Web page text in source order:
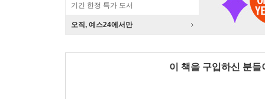
기간 한정 특가 도서
오직, 예스24에서만
이 책을 구입하신 분